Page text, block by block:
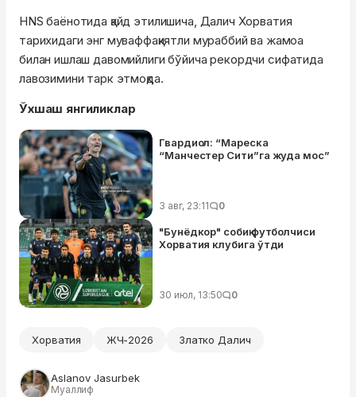
HNS баёнотида қайд этилишича, Далич Хорватия
тарихидаги энг муваффақиятли мураббий ва жамоа
билан ишлаш давомийлиги бўйича рекордчи сифатида
лавозимини тарк этмоқда.
Ўхшаш янгиликлар
Гвардиол: “Мареска
“Манчестер Сити”га жуда мос”
3 авг, 23:11 0
"Бунёдкор" собиқ футболчиси
Хорватия клубига ўтди
30 июл, 13:50 0
Хорватия ЖЧ-2026 Златко Далич
Aslanov Jasurbek
Муаллиф